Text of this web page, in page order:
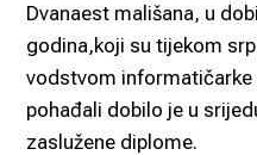
Dvanaest mališana, u
godina,koji su tijekom
vodstvom informatičarke
pohađali dobilo je u
zaslužene diplome.